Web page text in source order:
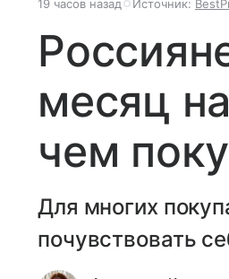
19 часов назад Источник:
месяц
чем
Для многих
почувствовать